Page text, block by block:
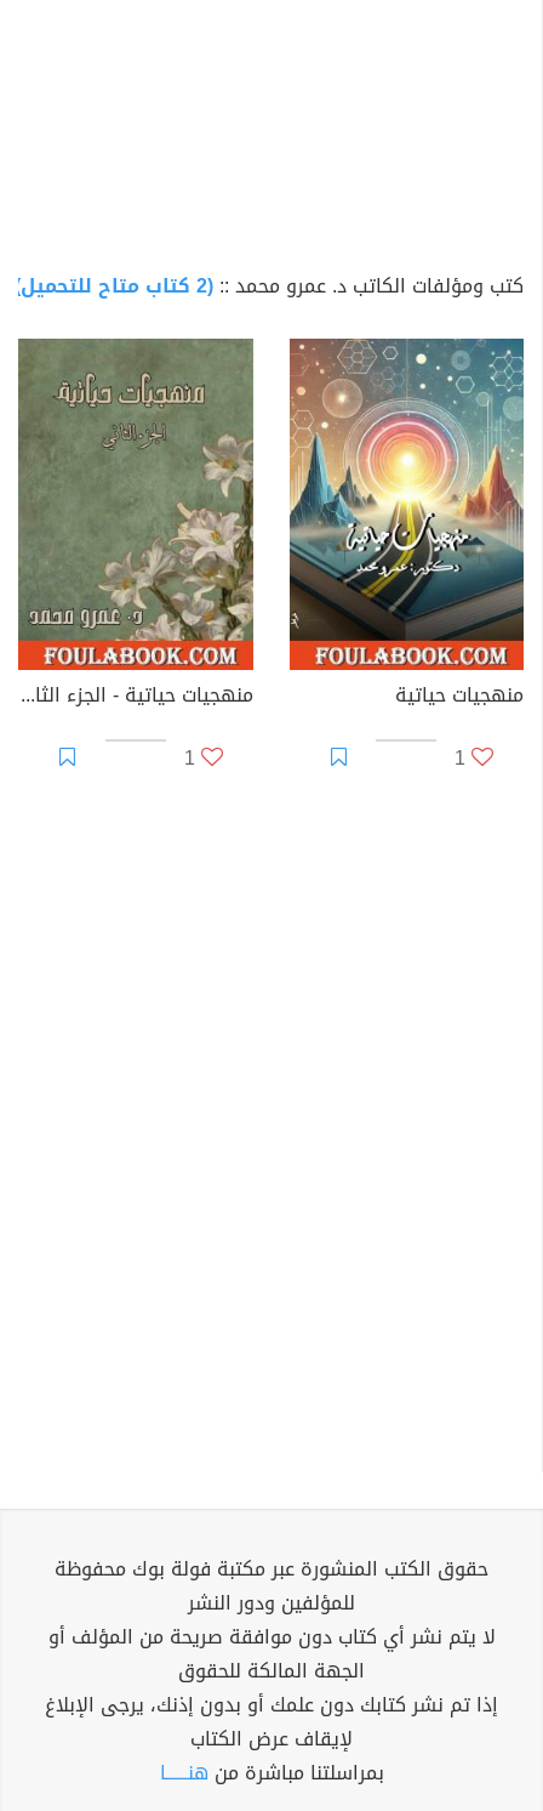
كتب ومؤلفات الكاتب د. عمرو محمد ::(2 كتاب متاح للتحميل)
منهجيات حياتية
1
منهجيات حياتية - الجزء الثاني
1
حقوق الكتب المنشورة عبر مكتبة فولة بوك محفوظة
للمؤلفين ودور النشر
لا يتم نشر أي كتاب دون موافقة صريحة من المؤلف أو
الجهة المالكة للحقوق
إذا تم نشر كتابك دون علمك أو بدون إذنك، يرجى الإبلاغ
لإيقاف عرض الكتاب
بمراسلتنا مباشرة من هنــــــا